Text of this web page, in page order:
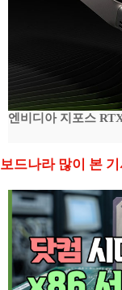
엔비디아 지포스
보드나라 많이 본